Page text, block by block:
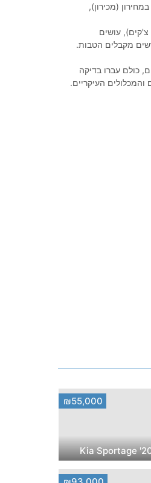
(מכירון),
100% מימון, ללא מקדמה, מקבלים צ'קים (עד 100 צ'קים), עושים
מקבלים הטבות.
כולם עברו בדיקה
העיקריים.
₪55,000
2017'